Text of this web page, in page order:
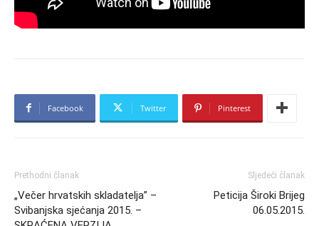
Facebook Twitter Pinterest
Prethodni članak
„Večer hrvatskih skladatelja” –
Svibanjska sjećanja 2015. –
Sljedeći članak
Peticija Široki Brijeg
06.05.2015.